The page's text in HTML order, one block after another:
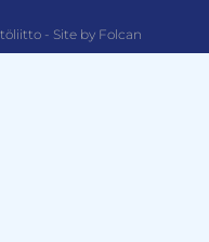
- Site by Folcan